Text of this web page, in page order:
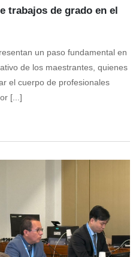
trabajos de grado en el
un paso fundamental en
de los maestrantes, quienes
el cuerpo de profesionales
[...]